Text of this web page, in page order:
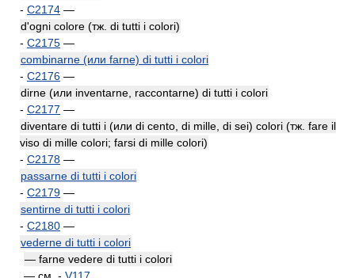
- C2174 —
d'ogni colore (тж. di tutti i colori)
- C2175 —
combinarne (или farne) di tutti i colori
- C2176 —
dirne (или inventarne, raccontarne) di tutti i colori
- C2177 —
diventare di tutti i (или di cento, di mille, di sei) colori (тж. fare il
viso di mille colori; farsi di mille colori)
- C2178 —
passarne di tutti i colori
- C2179 —
sentirne di tutti i colori
- C2180 —
vederne di tutti i colori
— farne vedere di tutti i colori